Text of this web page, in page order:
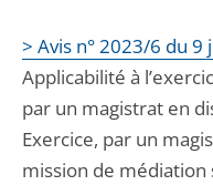
> Avis n° 2023/6 du 9
Applicabilité à
par un magistrat en
Exercice, par un
mission de médiation